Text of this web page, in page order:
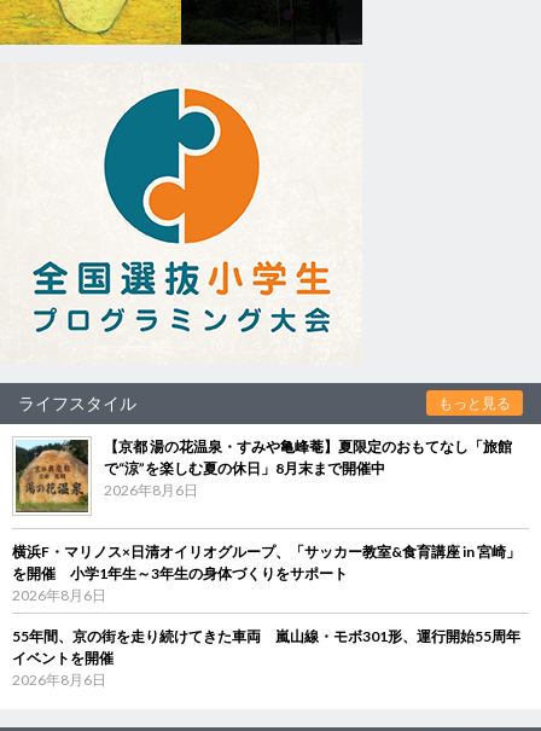
ライフスタイル もっと見る
【京都 湯の花温泉・すみや亀峰菴】夏限定のおもてなし「旅館
で“涼”を楽しむ夏の休日」8月末まで開催中
2026年8月6日
横浜F・マリノス×日清オイリオグループ、「サッカー教室&食育講座 in 宮崎」
を開催 小学1年生～3年生の身体づくりをサポート
2026年8月6日
55年間、京の街を走り続けてきた車両 嵐山線・モボ301形、運行開始55周年
イベントを開催
2026年8月6日